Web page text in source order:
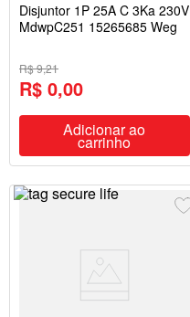
Disjuntor 1P 25A C 3Ka 230V
MdwpC251 15265685 Weg
R$ 9,21
R$ 0,00
Adicionar ao
carrinho